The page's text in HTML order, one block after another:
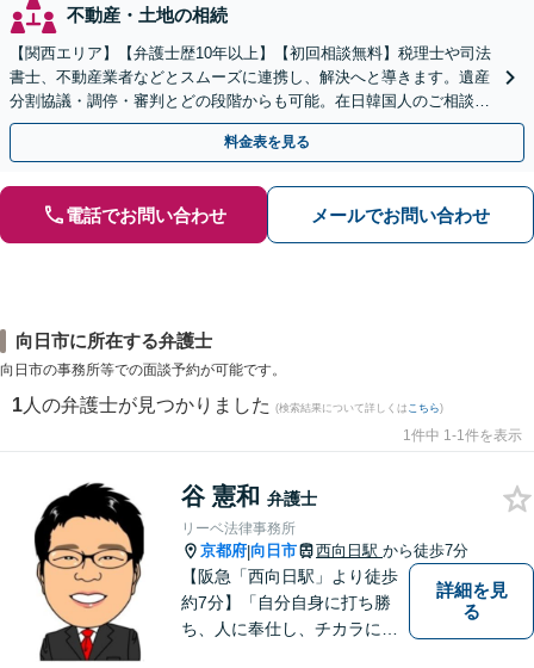
不動産・土地の相続
【関西エリア】【弁護士歴10年以上】【初回相談無料】税理士や司法
書士、不動産業者などとスムーズに連携し、解決へと導きます。遺産
分割協議・調停・審判とどの段階からも可能。在日韓国人のご相談も
対応しております【休日・夜間相談可】
料金表を見る
電話でお問い合わせ メールでお問い合わせ
向日市に所在する弁護士
向日市の事務所等での面談予約が可能です。
1 人の弁護士が見つかりました (検索結果について詳しくは こちら)
1件中 1-1件を表示
谷 憲和 弁護士
リーベ法律事務所
京都府|向日市 西向日駅 から徒歩7分
【阪急「西向日駅」より徒歩
約7分】「自分自身に打ち勝
ち、人に奉仕し、チカラにな
詳細を見
る